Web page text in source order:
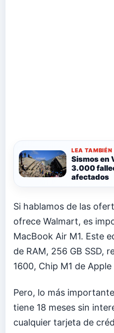
LEA TAMBIÉN
Sismos en
3.000
afectados
Si hablamos de las
ofrece Walmart, es
MacBook Air M1. Este
de RAM, 256 GB SSD,
1600, Chip M1 de
Pero, lo más
tiene 18 meses sin
cualquier tarjeta de